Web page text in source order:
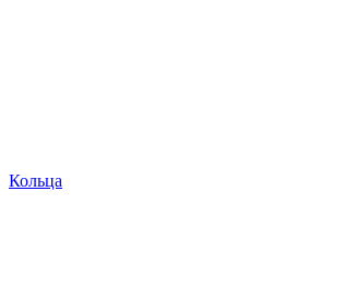
Кольца